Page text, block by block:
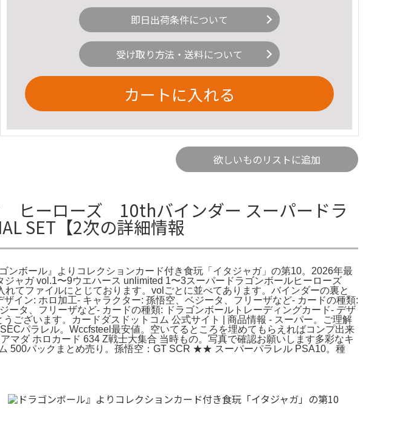
即日出荷条件について
受け取り方法・送料について
カートに入れる
欲しいものリストに追加
ーローズ 10thバインダー スーパードラ
SET【2次の詳細情報
ボール』よりコレクションカード付き食玩「イタジャガ」の第10。2026年最
ャガ vol.1〜9ウエハース unlimited 1〜3スーパードラゴンボールヒーローズ
てファイルにとじております。volごとに並べてあります。バインダーの裏と
イン: ホロ加工- キャラクター: 孫悟空、ベジータ、フリーザなど- カードの種類:
ータ、フリーザなど- カードの種類: ドラゴンボールトレーディングカード- デザ
ございます。カードダスドットコム 公式サイト | 商品情報 - スーパー。ご理解
パラレル。Wccfsteel最安値。空いてるところを埋めてもらえればコンプ出来
ダ ホロカード 634 Z戦士大集合 当時もの。写真で確認お願いします多彩なキ
500パックまとめ売り。孫悟空：GT SCR ★★ スーパーパラレル PSA10。種